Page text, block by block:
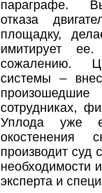
параграфе.
отказа
площадку,
имитирует
сожалению.
системы –
сотрудниках,
Уплода уже
окостенения
производит суд
необходимости
эксперта и